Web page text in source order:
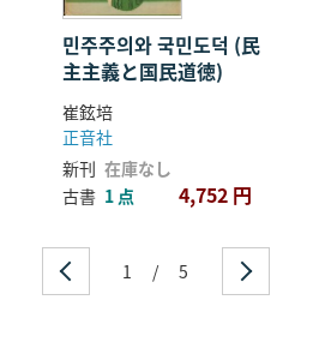
민주주의와 국민도덕 (民
主主義と国民道徳)
崔鉉培
正音社
新刊 在庫なし
古書 1 点 4,752 円
1 / 5